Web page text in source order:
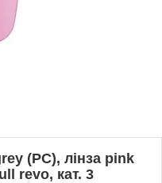
(PC), лінза pink
revo, кат. 3